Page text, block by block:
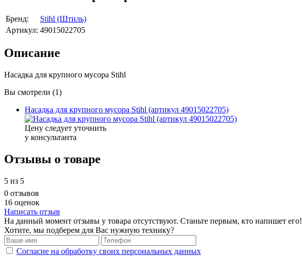
Бренд:
Stihl (Штиль)
Артикул: 49015022705
Описание
Насадка для крупного мусора Stihl
Вы смотрели (1)
Насадка для крупного мусора Stihl (артикул 49015022705)
Цену следует уточнить
у консультанта
Отзывы о товаре
5 из 5
0 отзывов
16 оценок
Написать отзыв
На данный момент отзывы у товара отсутствуют. Станьте первым, кто напишет его!
Хотите, мы подберем для Вас нужную технику?
Согласие на обработку своих персональных данных